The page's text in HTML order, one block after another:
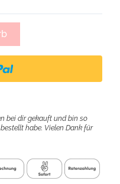
bei dir gekauft und bin so
habe. Vielen Dank für